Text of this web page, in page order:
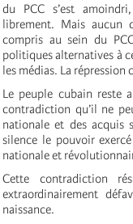
du PCC s’est
librement. Mais aucun
compris au sein du
politiques alternatives à
les médias. La
Le peuple cubain reste
contradiction qu’il ne
nationale et des acquis
silence le pouvoir
nationale et
Cette contradiction
extraordinairement
naissance.